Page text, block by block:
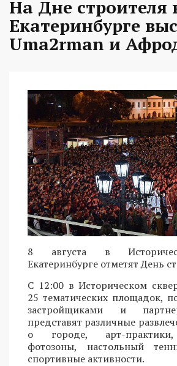
На Дне строителя
Екатеринбурге
Uma2rman и
8 августа в
Екатеринбурге отметят День
С 12:00 в Историческом
25 тематических площадок,
застройщиками и
представят различные
о городе, арт-
фотозоны, настольный
спортивные активности.